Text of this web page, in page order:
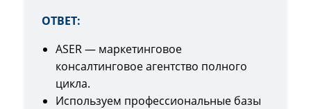
ОТВЕТ:
ASER — маркетинговое
консалтинговое агентство полного
цикла.
Используем профессиональные базы